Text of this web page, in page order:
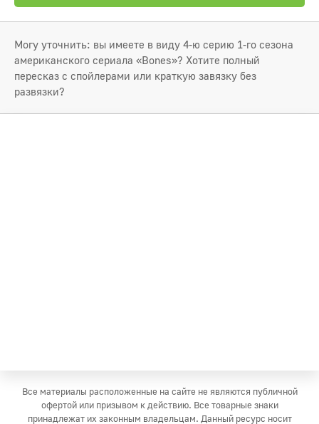
Могу уточнить: вы имеете в виду 4‑ю серию 1‑го сезона
американского сериала «Bones»? Хотите полный
пересказ с спойлерами или краткую завязку без
развязки?
Все материалы расположенные на сайте не являются публичной
офертой или призывом к действию. Все товарные знаки
принадлежат их законным владельцам. Данный ресурс носит